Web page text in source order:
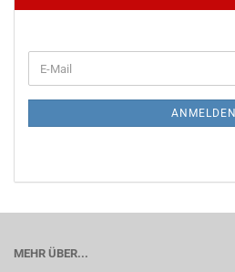
ZUR
E-
Mail
ANMELDEN
MEHR ÜBER...